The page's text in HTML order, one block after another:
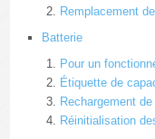
Remplacement
Batterie
Pour un
Étiquette de
Rechargement
Réinitialisation